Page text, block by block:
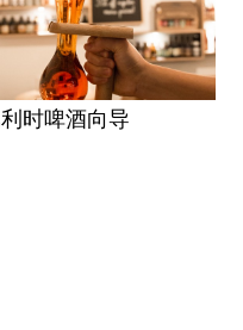
比利时啤酒向导